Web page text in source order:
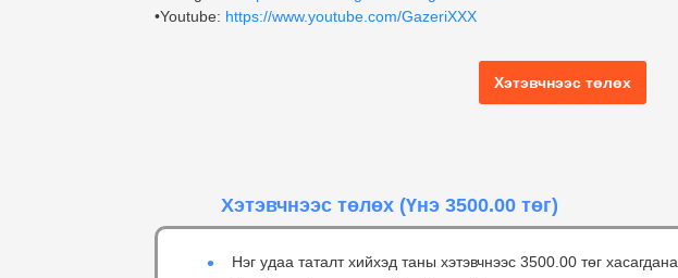
•Youtube: https://www.youtube.com/GazeriXXX
Хэтэвчнээс төлөх
Хэтэвчнээс төлөх (Үнэ 3500.00 төг)
Нэг удаа таталт хийхэд таны хэтэвчнээс 3500.00 төг хасагдана.